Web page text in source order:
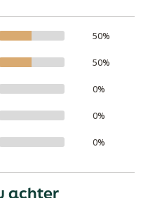
50%
50%
0%
0%
0%
achter